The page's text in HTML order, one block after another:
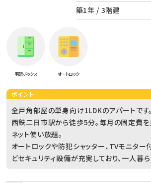
築1年 / 3階建
宅配ボックス オートロック
ポイント
全戸角部屋の単身向け1LDKのアパートです。
西鉄二日市駅から徒歩5分。毎月の固定費を
ネット使い放題。
オートロックや防犯シャッター、TVモニター
どセキュリティ設備が充実しており、一人暮ら